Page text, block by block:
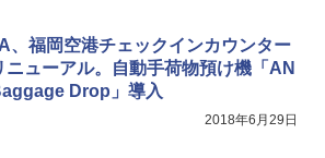
、福岡空港チェックインカウンター
ニューアル。自動手荷物預け機「AN
Drop」導入
2018年6月29日